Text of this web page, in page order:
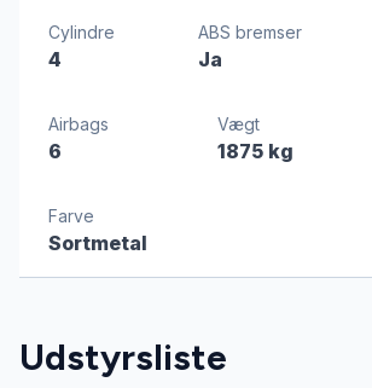
Cylindre
4
ABS bremser
Ja
Airbags
6
Vægt
1875 kg
Farve
Sortmetal
Udstyrsliste